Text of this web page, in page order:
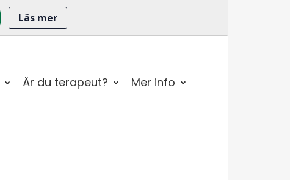
Läs mer
Är du terapeut? Mer info